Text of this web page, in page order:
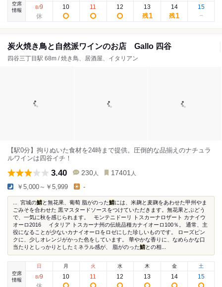
空席
情報
8/9 10 11 12
13
残1
14
残1
15
炭火焼き鳥と自然派ワインのお店 Gallo 四谷
四谷三丁目駅 68m / 焼き鳥、居酒屋、イタリアン
【駅0分】拘りぬいた食材を24時まで提供。圧倒的な品揃えのナチュラ
ルワインは四谷イチ！
3.40 230 人 17401 人
￥5,000～￥5,999 -
... 宮城の鯖と無花果、葡萄 脂がのった鯖には、米麹と麦麹をあわせた甲州やま
ごみそを合わせた 黒マスタードソースをつけていただきます。無花果とぶどう
で、一気に秋を感じられます。 モンテニドーリ トスカーナロザート カナイウ
オーロ2016 イタリア トスカーナ州の伝統品種カナイオーロ100％。 通常、主
役になることが少ないカナイオーロをロゼにした珍しいものです。 ローズピン
クに、少しオレンジがかった色をしています。 華やかな香りに、なめらかな口
当たりとしっかりとしたミネラル感が、 脂がのった鯖との相...
空席
情報
日
8/9
月
10
火
11
水
12
木
13
金
14
土
15